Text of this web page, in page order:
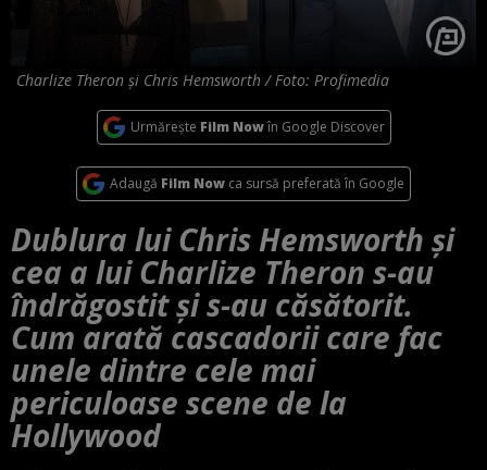
Charlize Theron și Chris Hemsworth / Foto: Profimedia
Urmărește Film Nowîn Google Discover
Adaugă Film Now ca sursă preferată în Google
Dublura lui Chris Hemsworth și
cea a lui Charlize Theron s-au
îndrăgostit și s-au căsătorit.
Cum arată cascadorii care fac
unele dintre cele mai
periculoase scene de la
Hollywood